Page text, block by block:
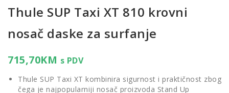
Thule SUP Taxi XT 810 krovni
nosač daske za surfanje
715,70KM s PDV
Thule SUP Taxi XT kombinira sigurnost i praktičnost zbog
čega je najpopularniji nosač proizvoda Stand Up